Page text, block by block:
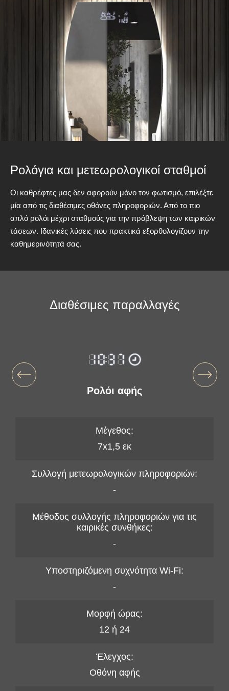
Ρολόγια και μετεωρολογικοί σταθμοί
Οι καθρέφτες μας δεν αφορούν μόνο τον φωτισμό, επιλέξτε
μία από τις διαθέσιμες οθόνες πληροφοριών. Από το πιο
απλό ρολόι μέχρι σταθμούς για την πρόβλεψη των καιρικών
τάσεων. Ιδανικές λύσεις που πρακτικά εξορθολογίζουν την
καθημερινότητά σας.
Διαθέσιμες παραλλαγές
Ρολόι αφής
Μέγεθος:
7x1,5 εκ
Συλλογή μετεωρολογικών πληροφοριών:
-
Μέθοδος συλλογής πληροφοριών για τις
καιρικές συνθήκες:
-
Υποστηριζόμενη συχνότητα Wi-Fi:
-
Μορφή ώρας:
12 ή 24
Έλεγχος:
Οθόνη αφής